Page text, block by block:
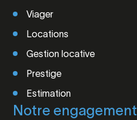
Viager
Locations
Gestion locative
Prestige
Estimation
Notre engagement